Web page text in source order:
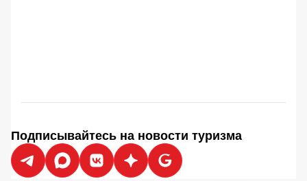
Подписывайтесь на новости туризма